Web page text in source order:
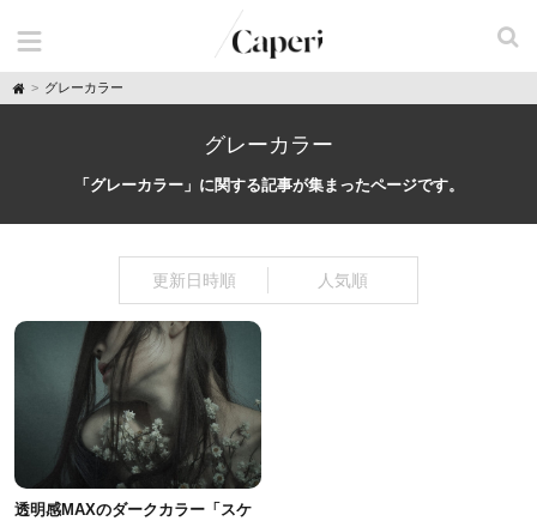
H
o
グレーカラー
グレーカラー
「グレーカラー」に関する記事が集まったページです。
更新日時順 人気順
透明感MAXのダークカラー「スケ